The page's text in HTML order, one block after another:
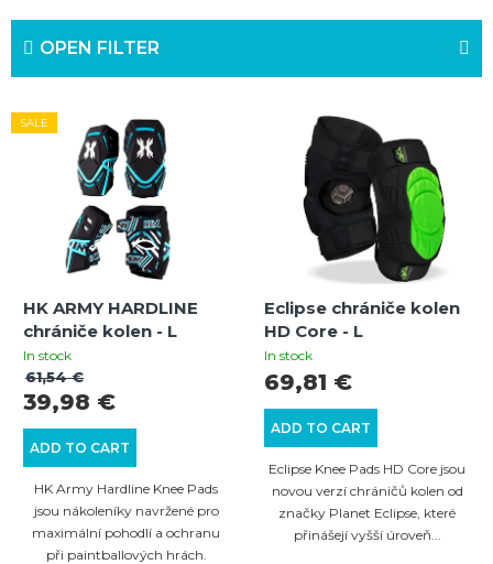
o
d
c
n
g
OPEN FILTER
L
p
o
d
SALE
HK ARMY HARDLINE
chrániče kolen - L
In stock
ADD TO CART
39,98 €
61,54 €
HK Army Hardline Knee Pads
jsou nákoleníky navržené pro
maximální pohodlí a ochranu
při paintballových hrách.
Eclipse chrániče kolen
HD Core - L
In stock
ADD TO CART
69,81 €
Eclipse Knee Pads HD Core jsou
novou verzí chráničů kolen od
značky Planet Eclipse, které
přinášejí vyšší úroveň...